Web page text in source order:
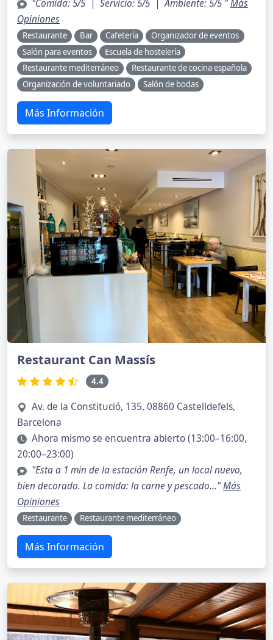
"Comida: 5/5 | Servicio: 5/5 | Ambiente: 5/5 "Más
Opiniones
Restaurante Bar Cafetería
Organizador de eventos
Salón para eventos
Escuela de hostelería
Restaurante mediterráneo
Restaurante de cocina española
Organización de voluntariado
Salón de bodas
Más Información
Restaurant Can Massís
4.4
Av. de la Constitució, 135, 08860 Castelldefels,
Barcelona
Ahora mismo se encuentra abierto (13:00–16:00,
20:00–23:00)
"Esta a 1 min de la estación Renfe, un local nuevo,
bien decorado. La comida: la carne y pescado..."Más
Opiniones
Restaurante Restaurante mediterráneo
Más Información